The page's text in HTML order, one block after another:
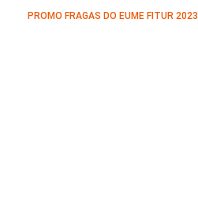
PROMO FRAGAS DO EUME FITUR 2023